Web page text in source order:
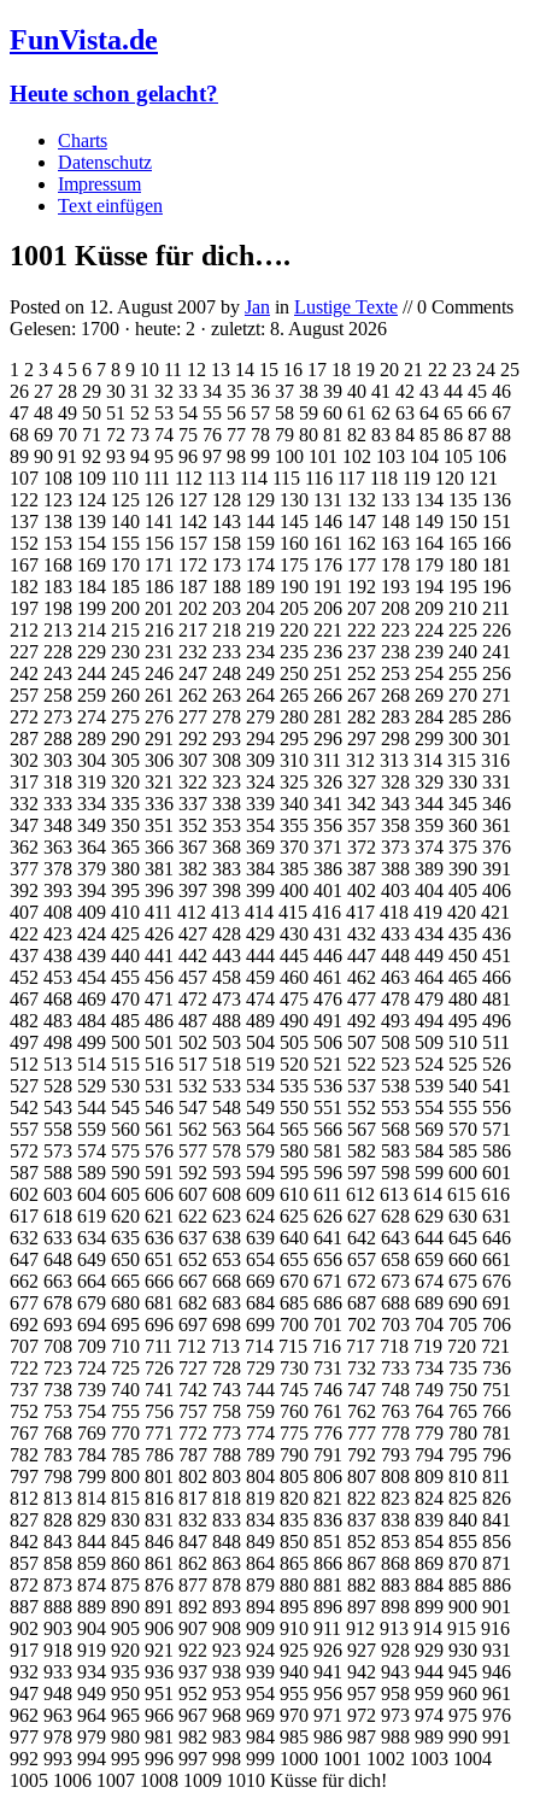
FunVista.de
Heute schon gelacht?
Charts
Datenschutz
Impressum
Text einfügen
1001 Küsse für dich….
Posted on 12. August 2007 by Jan in Lustige Texte // 0 Comments
Gelesen: 1700 · heute: 2 · zuletzt: 8. August 2026
1 2 3 4 5 6 7 8 9 10 11 12 13 14 15 16 17 18 19 20 21 22 23 24 25
26 27 28 29 30 31 32 33 34 35 36 37 38 39 40 41 42 43 44 45 46
47 48 49 50 51 52 53 54 55 56 57 58 59 60 61 62 63 64 65 66 67
68 69 70 71 72 73 74 75 76 77 78 79 80 81 82 83 84 85 86 87 88
89 90 91 92 93 94 95 96 97 98 99 100 101 102 103 104 105 106
107 108 109 110 111 112 113 114 115 116 117 118 119 120 121
122 123 124 125 126 127 128 129 130 131 132 133 134 135 136
137 138 139 140 141 142 143 144 145 146 147 148 149 150 151
152 153 154 155 156 157 158 159 160 161 162 163 164 165 166
167 168 169 170 171 172 173 174 175 176 177 178 179 180 181
182 183 184 185 186 187 188 189 190 191 192 193 194 195 196
197 198 199 200 201 202 203 204 205 206 207 208 209 210 211
212 213 214 215 216 217 218 219 220 221 222 223 224 225 226
227 228 229 230 231 232 233 234 235 236 237 238 239 240 241
242 243 244 245 246 247 248 249 250 251 252 253 254 255 256
257 258 259 260 261 262 263 264 265 266 267 268 269 270 271
272 273 274 275 276 277 278 279 280 281 282 283 284 285 286
287 288 289 290 291 292 293 294 295 296 297 298 299 300 301
302 303 304 305 306 307 308 309 310 311 312 313 314 315 316
317 318 319 320 321 322 323 324 325 326 327 328 329 330 331
332 333 334 335 336 337 338 339 340 341 342 343 344 345 346
347 348 349 350 351 352 353 354 355 356 357 358 359 360 361
362 363 364 365 366 367 368 369 370 371 372 373 374 375 376
377 378 379 380 381 382 383 384 385 386 387 388 389 390 391
392 393 394 395 396 397 398 399 400 401 402 403 404 405 406
407 408 409 410 411 412 413 414 415 416 417 418 419 420 421
422 423 424 425 426 427 428 429 430 431 432 433 434 435 436
437 438 439 440 441 442 443 444 445 446 447 448 449 450 451
452 453 454 455 456 457 458 459 460 461 462 463 464 465 466
467 468 469 470 471 472 473 474 475 476 477 478 479 480 481
482 483 484 485 486 487 488 489 490 491 492 493 494 495 496
497 498 499 500 501 502 503 504 505 506 507 508 509 510 511
512 513 514 515 516 517 518 519 520 521 522 523 524 525 526
527 528 529 530 531 532 533 534 535 536 537 538 539 540 541
542 543 544 545 546 547 548 549 550 551 552 553 554 555 556
557 558 559 560 561 562 563 564 565 566 567 568 569 570 571
572 573 574 575 576 577 578 579 580 581 582 583 584 585 586
587 588 589 590 591 592 593 594 595 596 597 598 599 600 601
602 603 604 605 606 607 608 609 610 611 612 613 614 615 616
617 618 619 620 621 622 623 624 625 626 627 628 629 630 631
632 633 634 635 636 637 638 639 640 641 642 643 644 645 646
647 648 649 650 651 652 653 654 655 656 657 658 659 660 661
662 663 664 665 666 667 668 669 670 671 672 673 674 675 676
677 678 679 680 681 682 683 684 685 686 687 688 689 690 691
692 693 694 695 696 697 698 699 700 701 702 703 704 705 706
707 708 709 710 711 712 713 714 715 716 717 718 719 720 721
722 723 724 725 726 727 728 729 730 731 732 733 734 735 736
737 738 739 740 741 742 743 744 745 746 747 748 749 750 751
752 753 754 755 756 757 758 759 760 761 762 763 764 765 766
767 768 769 770 771 772 773 774 775 776 777 778 779 780 781
782 783 784 785 786 787 788 789 790 791 792 793 794 795 796
797 798 799 800 801 802 803 804 805 806 807 808 809 810 811
812 813 814 815 816 817 818 819 820 821 822 823 824 825 826
827 828 829 830 831 832 833 834 835 836 837 838 839 840 841
842 843 844 845 846 847 848 849 850 851 852 853 854 855 856
857 858 859 860 861 862 863 864 865 866 867 868 869 870 871
872 873 874 875 876 877 878 879 880 881 882 883 884 885 886
887 888 889 890 891 892 893 894 895 896 897 898 899 900 901
902 903 904 905 906 907 908 909 910 911 912 913 914 915 916
917 918 919 920 921 922 923 924 925 926 927 928 929 930 931
932 933 934 935 936 937 938 939 940 941 942 943 944 945 946
947 948 949 950 951 952 953 954 955 956 957 958 959 960 961
962 963 964 965 966 967 968 969 970 971 972 973 974 975 976
977 978 979 980 981 982 983 984 985 986 987 988 989 990 991
992 993 994 995 996 997 998 999 1000 1001 1002 1003 1004
1005 1006 1007 1008 1009 1010 Küsse für dich!